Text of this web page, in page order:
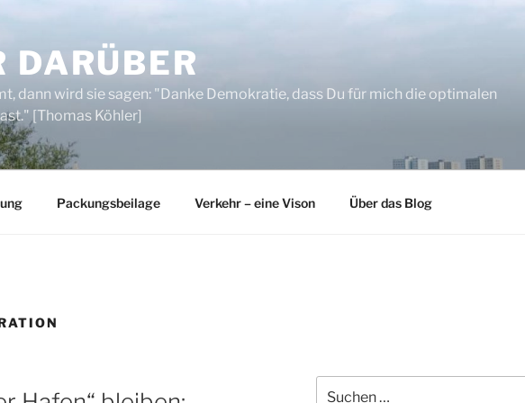
DARÜBER
dann wird sie sagen: "Danke Demokratie, dass Du für mich die optimalen
[Thomas Köhler]
Packungsbeilage Verkehr – eine Vison Über das Blog